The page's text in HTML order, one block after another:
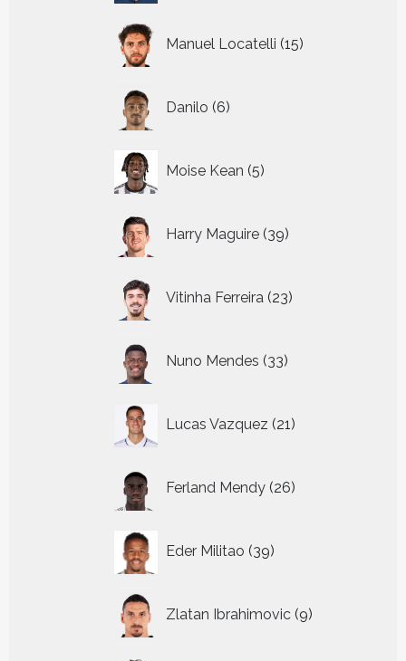
Manuel Locatelli 15
producten
Danilo 6
producten
Moise Kean 5
producten
Harry Maguire 39
producten
Vitinha Ferreira 23
producten
Nuno Mendes 33
producten
Lucas Vazquez 21
producten
Ferland Mendy 26
producten
Eder Militao 39
producten
Zlatan Ibrahimovic 9
producten